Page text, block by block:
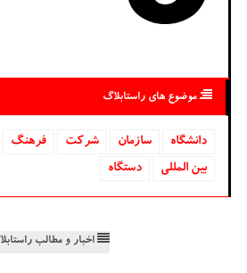
موضوع های راستابلاگ
دانشگاه‌ سازمان شركت فرهنگ
بین المللی
دستگاه
اخبار و مطالب